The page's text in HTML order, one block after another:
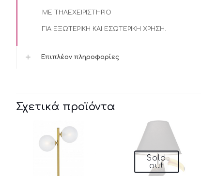
ΜΕ ΤΗΛΕΧΕΙΡΙΣΤΗΡΙΟ
ΓΙΑ ΕΞΩΤΕΡΙΚΗ ΚΑΙ ΕΣΩΤΕΡΙΚΗ ΧΡΗΣΗ.
Επιπλέον πληροφορίες
Σχετικά προϊόντα
Sold
out